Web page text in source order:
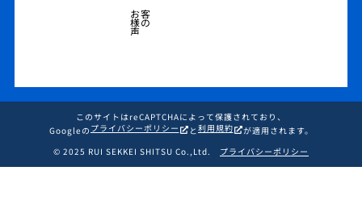
お客
様の
声
このサイトはreCAPTCHAによって保護されており、
Googleの プライバシーポリシー と 利用規約
が適用されます。
© 2025 RUI SEKKEI SHITSU Co.,Ltd. プライバシーポリシー